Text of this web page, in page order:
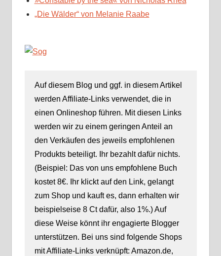
„Die Wälder“ von Melanie Raabe
Auf diesem Blog und ggf. in diesem Artikel
werden Affiliate-Links verwendet, die in
einen Onlineshop führen. Mit diesen Links
werden wir zu einem geringen Anteil an
den Verkäufen des jeweils empfohlenen
Produkts beteiligt. Ihr bezahlt dafür nichts.
(Beispiel: Das von uns empfohlene Buch
kostet 8€. Ihr klickt auf den Link, gelangt
zum Shop und kauft es, dann erhalten wir
beispielseise 8 Ct dafür, also 1%.) Auf
diese Weise könnt ihr engagierte Blogger
unterstützen. Bei uns sind folgende Shops
mit Affiliate-Links verknüpft: Amazon.de,